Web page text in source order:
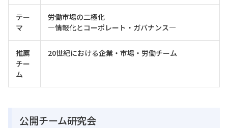
テー
マ
労働市場の二極化
―情報化とコーポレート・ガバナンス―
推薦
チー
ム
20世紀における企業・市場・労働チーム
公開チーム研究会